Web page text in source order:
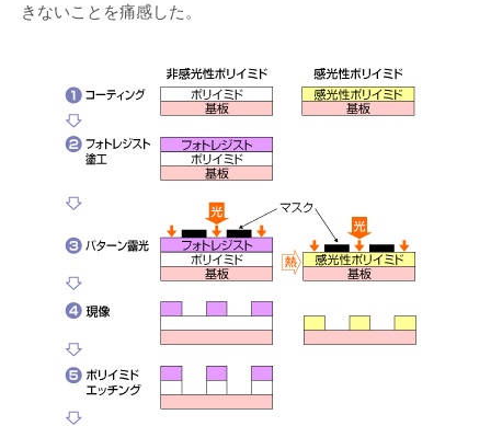
きないことを痛感した。